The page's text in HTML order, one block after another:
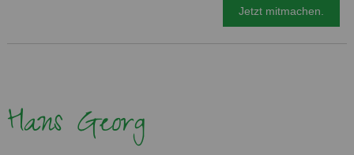
Jetzt mitmachen.
Hans Georg